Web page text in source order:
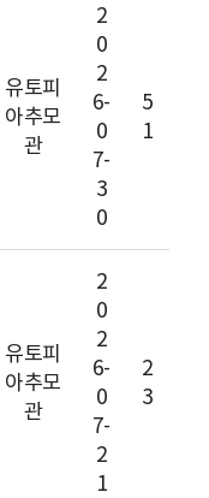
유토피
아추모
관
2
0
2
6-
0
7-
3
0
5
1
유토피
아추모
관
2
0
2
6-
0
7-
2
1
2
3